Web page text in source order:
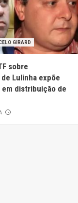
GIRARD
sobre
Lulinha expõe
distribuição de